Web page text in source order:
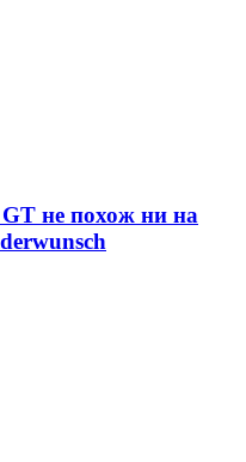
не похож ни на